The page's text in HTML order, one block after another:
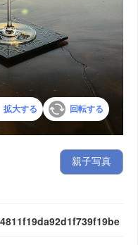
拡大する 回転する
親子写真